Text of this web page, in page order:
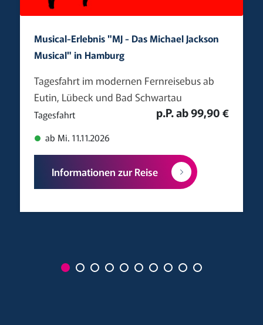
Musical-Erlebnis "MJ - Das Michael Jackson
Musical" in Hamburg
Tagesfahrt im modernen Fernreisebus ab
Eutin, Lübeck und Bad Schwartau
Tagesfahrt
ab Mi. 11.11.2026
p.P. ab 99,90 €
Informationen zur Reise